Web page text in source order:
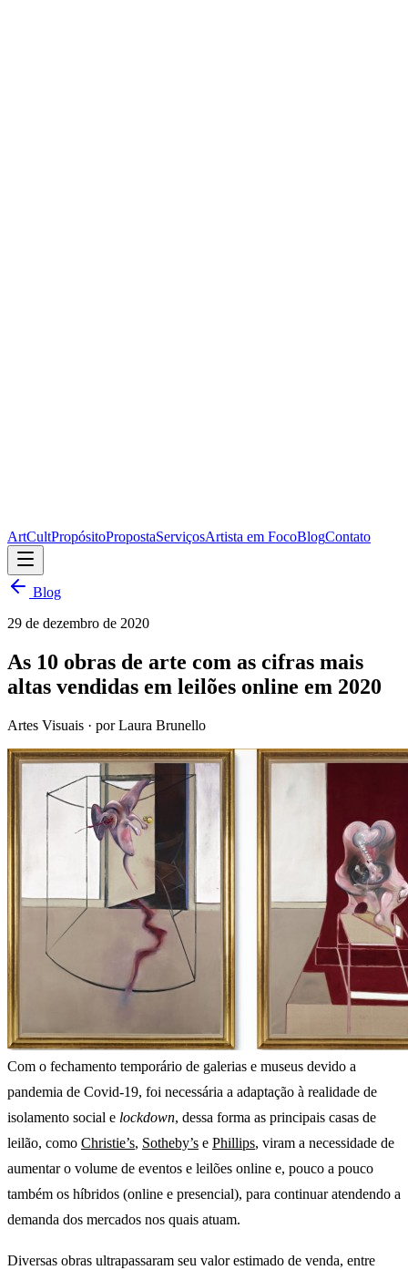
ArtCultPropósitoPropostaServiçosArtista em FocoBlogContato
Blog
29 de dezembro de 2020
As 10 obras de arte com as cifras mais
altas vendidas em leilões online em 2020
Artes Visuais · por Laura Brunello
Com o fechamento temporário de galerias e museus devido a
pandemia de Covid-19, foi necessária a adaptação à realidade de
isolamento social e lockdown, dessa forma as principais casas de
leilão, como Christie’s, Sotheby’s e Phillips, viram a necessidade de
aumentar o volume de eventos e leilões online e, pouco a pouco
também os híbridos (online e presencial), para continuar atendendo a
demanda dos mercados nos quais atuam.
Diversas obras ultrapassaram seu valor estimado de venda, entre